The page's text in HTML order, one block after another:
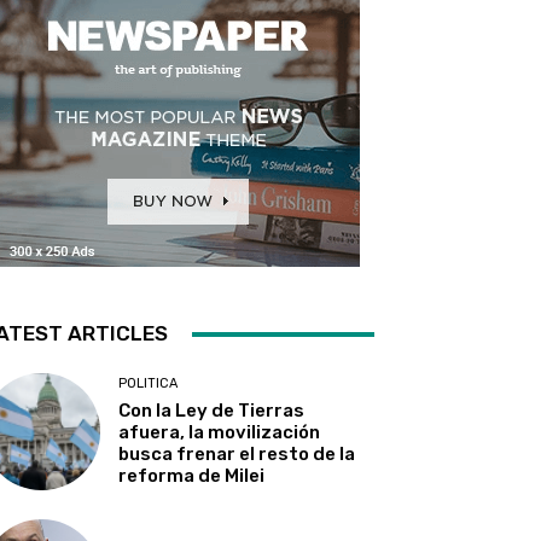
ARTICLES
POLITICA
Con la Ley de Tierras
afuera, la movilización
busca frenar el resto de la
reforma de Milei